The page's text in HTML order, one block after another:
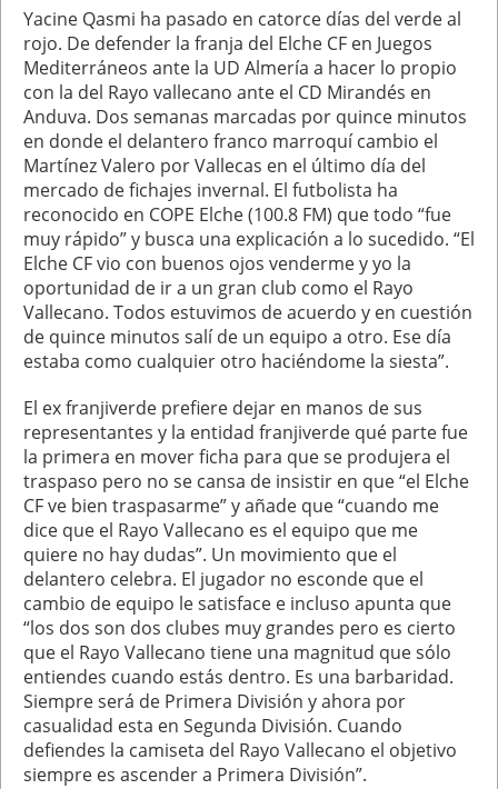
Yacine Qasmi ha pasado en catorce días del verde al
rojo. De defender la franja del Elche CF en Juegos
Mediterráneos ante la UD Almería a hacer lo propio
con la del Rayo vallecano ante el CD Mirandés en
Anduva. Dos semanas marcadas por quince minutos
en donde el delantero franco marroquí cambio el
Martínez Valero por Vallecas en el último día del
mercado de fichajes invernal. El futbolista ha
reconocido en COPE Elche (100.8 FM) que todo “fue
muy rápido” y busca una explicación a lo sucedido. “El
Elche CF vio con buenos ojos venderme y yo la
oportunidad de ir a un gran club como el Rayo
Vallecano. Todos estuvimos de acuerdo y en cuestión
de quince minutos salí de un equipo a otro. Ese día
estaba como cualquier otro haciéndome la siesta”.
El ex franjiverde prefiere dejar en manos de sus
representantes y la entidad franjiverde qué parte fue
la primera en mover ficha para que se produjera el
traspaso pero no se cansa de insistir en que “el Elche
CF ve bien traspasarme” y añade que “cuando me
dice que el Rayo Vallecano es el equipo que me
quiere no hay dudas”. Un movimiento que el
delantero celebra. El jugador no esconde que el
cambio de equipo le satisface e incluso apunta que
“los dos son dos clubes muy grandes pero es cierto
que el Rayo Vallecano tiene una magnitud que sólo
entiendes cuando estás dentro. Es una barbaridad.
Siempre será de Primera División y ahora por
casualidad esta en Segunda División. Cuando
defiendes la camiseta del Rayo Vallecano el objetivo
siempre es ascender a Primera División”.